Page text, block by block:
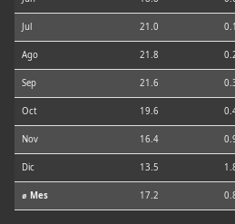
Jul 21.0
Ago 21.8
Sep 21.6
Oct 19.6
Nov 16.4
Dic 13.5
⌀ Mes 17.2